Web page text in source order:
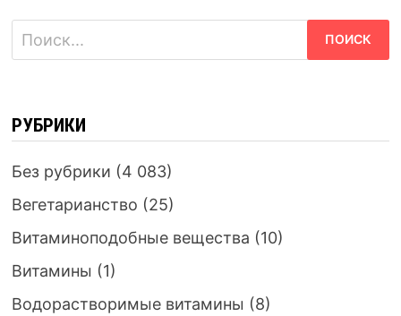
Найти:
РУБРИКИ
Без рубрики (4 083)
Вегетарианство (25)
Витаминоподобные вещества (10)
Витамины (1)
Водорастворимые витамины (8)